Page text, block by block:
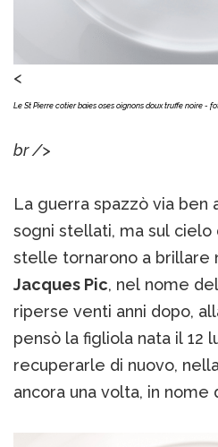
<
Le St Pierre cotier baies oses oignons doux truffe noire -
br />
La guerra spazzò via ben
sogni stellati, ma sul
stelle tornarono a brillare
Jacques Pic, nel nome
riperse venti anni dopo,
pensò la figliola nata il 12
recuperarle di nuovo,
ancora una volta, in nome